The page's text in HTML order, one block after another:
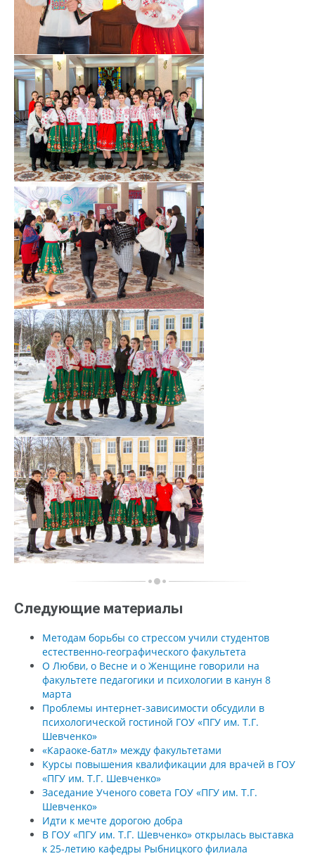
Следующие материалы
Методам борьбы со стрессом учили студентов
естественно-географического факультета
О Любви, о Весне и о Женщине говорили на
факультете педагогики и психологии в канун 8
марта
Проблемы интернет-зависимости обсудили в
психологической гостиной ГОУ «ПГУ им. Т.Г.
Шевченко»
«Караоке-батл» между факультетами
Курсы повышения квалификации для врачей в ГОУ
«ПГУ им. Т.Г. Шевченко»
Заседание Ученого совета ГОУ «ПГУ им. Т.Г.
Шевченко»
Идти к мечте дорогою добра
В ГОУ «ПГУ им. Т.Г. Шевченко» открылась выставка
к 25-летию кафедры Рыбницкого филиала